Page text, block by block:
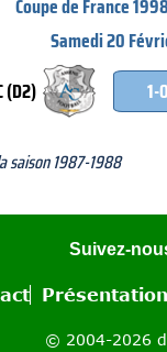
Samedi 20
(D2)
1-0
saison 1987-1988
Suivez-
© 2004-2026